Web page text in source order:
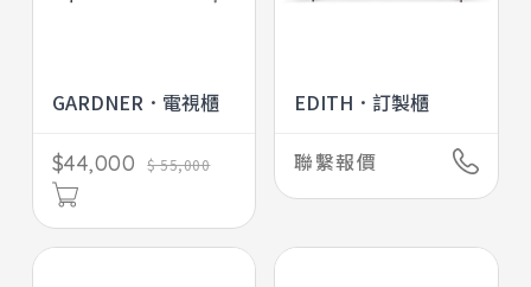
GARDNER．電視櫃
$44,000 $ 55,000
EDITH．訂製櫃
聯繫報價